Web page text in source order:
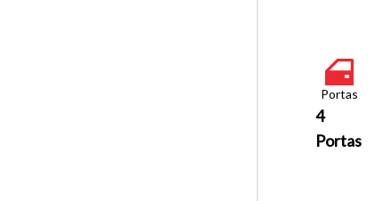
Portas
4
Portas